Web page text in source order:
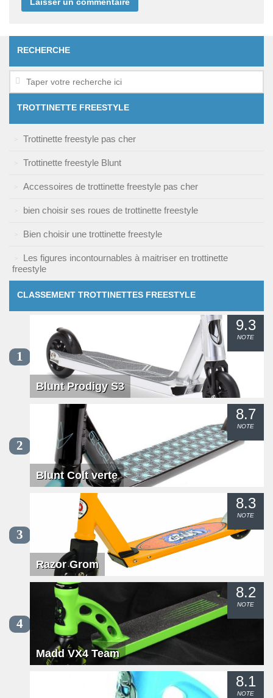
RECHERCHE
TROTTINETTE FREESTYLE
Trottinette freestyle pas cher
Trottinette freestyle Blunt
Accessoires de trottinette freestyle pas cher
bien choisir ses roues de trottinette freestyle
Bien choisir une trottinette freestyle
Les figures incontournables à maitriser en trottinette
freestyle
CLASSEMENT TROTTINETTES FREESTYLE
1
9.3
NOTE
Blunt Prodigy S3
2
8.7
NOTE
Blunt Colt verte
3
8.3
NOTE
Razor Grom
4
8.2
NOTE
Madd VX4 Team
8.1
NOTE